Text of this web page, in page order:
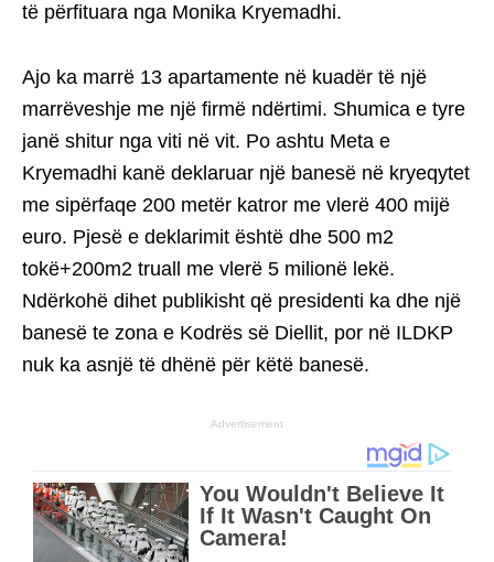
të përfituara nga Monika Kryemadhi.
Ajo ka marrë 13 apartamente në kuadër të një
marrëveshje me një firmë ndërtimi. Shumica e tyre
janë shitur nga viti në vit. Po ashtu Meta e
Kryemadhi kanë deklaruar një banesë në kryeqytet
me sipërfaqe 200 metër katror me vlerë 400 mijë
euro. Pjesë e deklarimit është dhe 500 m2
tokë+200m2 truall me vlerë 5 milionë lekë.
Ndërkohë dihet publikisht që presidenti ka dhe një
banesë te zona e Kodrës së Diellit, por në ILDKP
nuk ka asnjë të dhënë për këtë banesë.
Advertisement